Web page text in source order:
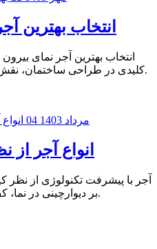
انتخاب بهترین
انتخاب بهترین آجر نمای
کلیدی در طراحی ساختمان، نقش مهمی در جذابیت و دوام آن دارد.
04 مرداد 1403
انواع آجر از
آجر با پیشرفت تکنولوژی از نظر
بر دیوارچینی در نما، کف و امور دکوراتیو نیز کاربرد دارد.